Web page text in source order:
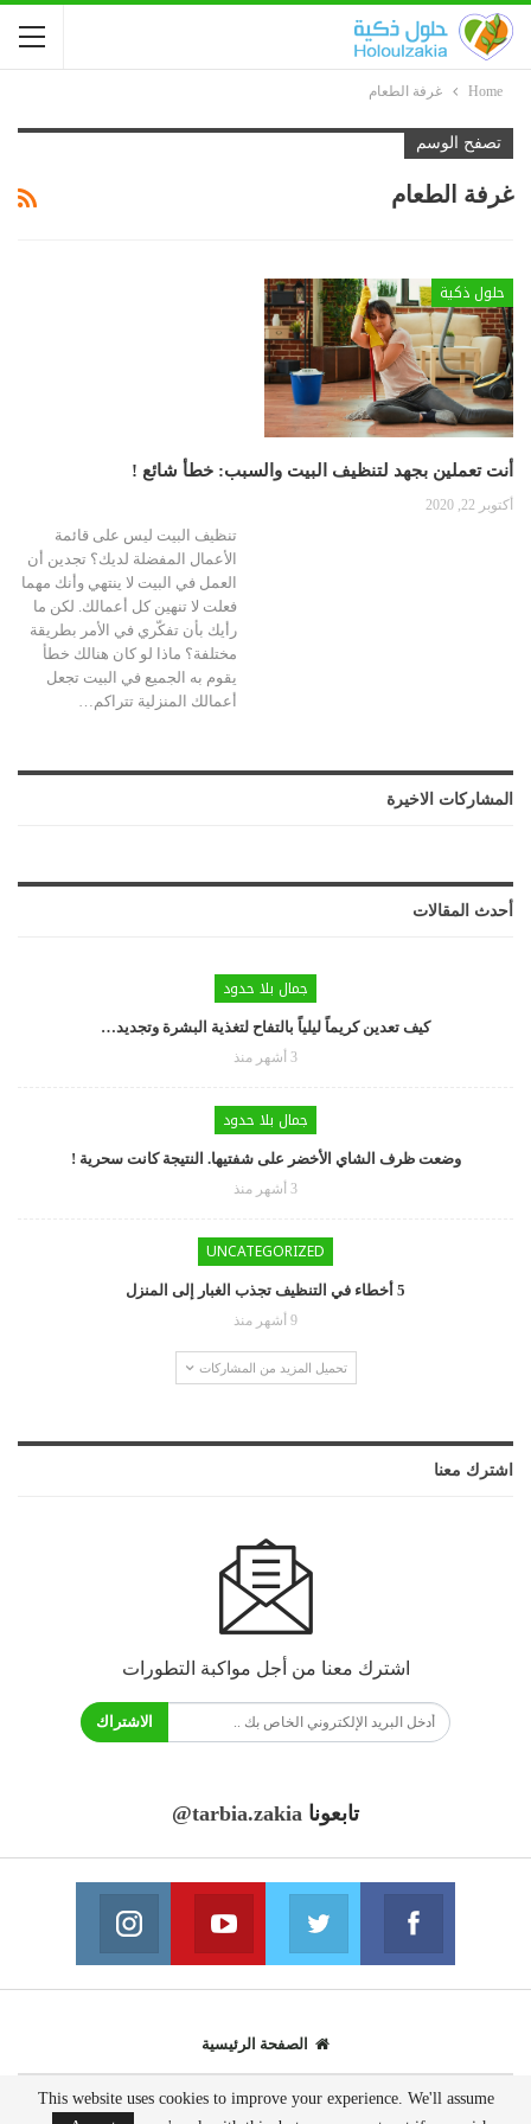
Home غرفة الطعام
تصفح الوسم
غرفة الطعام
حلول ذكية
أنت تعملين بجهد لتنظيف البيت والسبب: خطأ شائع !
أكتوبر 22, 2020
تنظيف البيت ليس على قائمة
الأعمال المفضلة لديك؟ تجدين أن
العمل في البيت لا ينتهي وأنك مهما
فعلت لا تنهين كل أعمالك. لكن ما
رأيك بأن تفكّري في الأمر بطريقة
مختلفة؟ ماذا لو كان هنالك خطأ
يقوم به الجميع في البيت تجعل
أعمالك المنزلية تتراكم…
المشاركات الاخيرة
أحدث المقالات
جمال بلا حدود
كيف تعدين كريماً ليلياً بالتفاح لتغذية البشرة وتجديد…
3 أشهر منذ
جمال بلا حدود
وضعت ظرف الشاي الأخضر على شفتيها. النتيجة كانت سحرية !
3 أشهر منذ
UNCATEGORIZED
5 أخطاء في التنظيف تجذب الغبار إلى المنزل
9 أشهر منذ
تحميل المزيد من المشاركات
اشترك معنا
اشترك معنا من أجل مواكبة التطورات
الاشتراك
تابعونا @tarbia.zakia
فايسبوك
انضم الينا انضم الينا
يوتيوب
انضم الينا
الصفحة الرئيسية
© 2020 - جميع الحقوق محفوظة.
This website uses cookies to improve your experience. We'll assume